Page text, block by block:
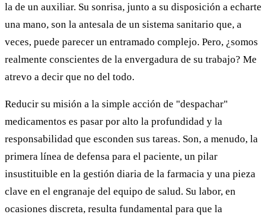
la de un auxiliar. Su sonrisa, junto a su disposición a echarte
una mano, son la antesala de un sistema sanitario que, a
veces, puede parecer un entramado complejo. Pero, ¿somos
realmente conscientes de la envergadura de su trabajo? Me
atrevo a decir que no del todo.
Reducir su misión a la simple acción de "despachar"
medicamentos es pasar por alto la profundidad y la
responsabilidad que esconden sus tareas. Son, a menudo, la
primera línea de defensa para el paciente, un pilar
insustituible en la gestión diaria de la farmacia y una pieza
clave en el engranaje del equipo de salud. Su labor, en
ocasiones discreta, resulta fundamental para que la